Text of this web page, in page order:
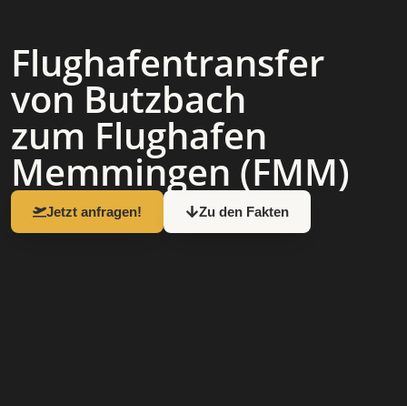
Flughafen­transfer
von Butzbach
zum Flughafen
Memmingen (FMM)
Jetzt anfragen! Zu den Fakten